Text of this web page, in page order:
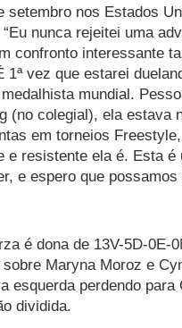
setembro nos Estados
nunca rejeitei uma
confronto interessante
vez que estarei
mundial.
(no colegial), ela estava
em torneios
e resistente ela é. Esta é
e espero que
é dona de 13V-5D-0E-
Maryna Moroz e
esquerda perdendo para
dividida.